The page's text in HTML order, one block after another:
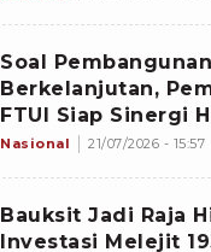
Soal Pembangunan
Berkelanjutan,
FTUI Siap Sinergi
Teknologi
Nasional 21/07/2026 - 15:57
Bauksit Jadi Raja
Investasi Melejit